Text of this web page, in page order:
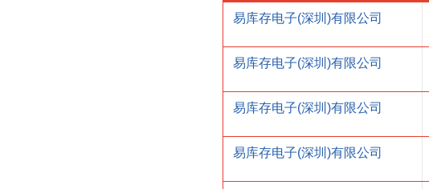
易库存电子(深圳)有限公司
易库存电子(深圳)有限公司
易库存电子(深圳)有限公司
易库存电子(深圳)有限公司